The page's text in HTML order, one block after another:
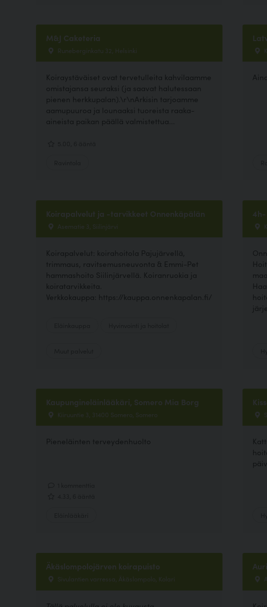
M&J Caketeria
Runeberginkatu 32, Helsinki
Koiraystäväiset ovat tervetulleita kahvilaamme
omistajansa seuraksi (ja saavat halutessaan
pienen herkkupalan).\r\nArkisin tarjoamme
aamupuuroa ja lounaaksi tuoreista raaka-
aineista paikan päällä valmistettua...
Koirapalvelut ja -tarvikkeet Onnenkäpälän
Asematie 3, Siilinjärvi
Koirapalvelut: koirahoitola Pajujärvellä,
trimmaus, ravitsemusneuvonta & Emmi-Pet
hammashoito Siilinjärvellä. Koiranruokia ja
koiratarvikkeita.
Verkkokauppa: https://kauppa.onnenkapalan.fi/
4h-
Kaupungineläinlääkäri, Somero Mia Borg
Kiiruuntie 3, 31400 Somero, Somero
Pieneläinten terveydenhuolto
Äkäslompolojärven koirapuisto
Sivulantien varressa, Äkäslompolo, Kolari